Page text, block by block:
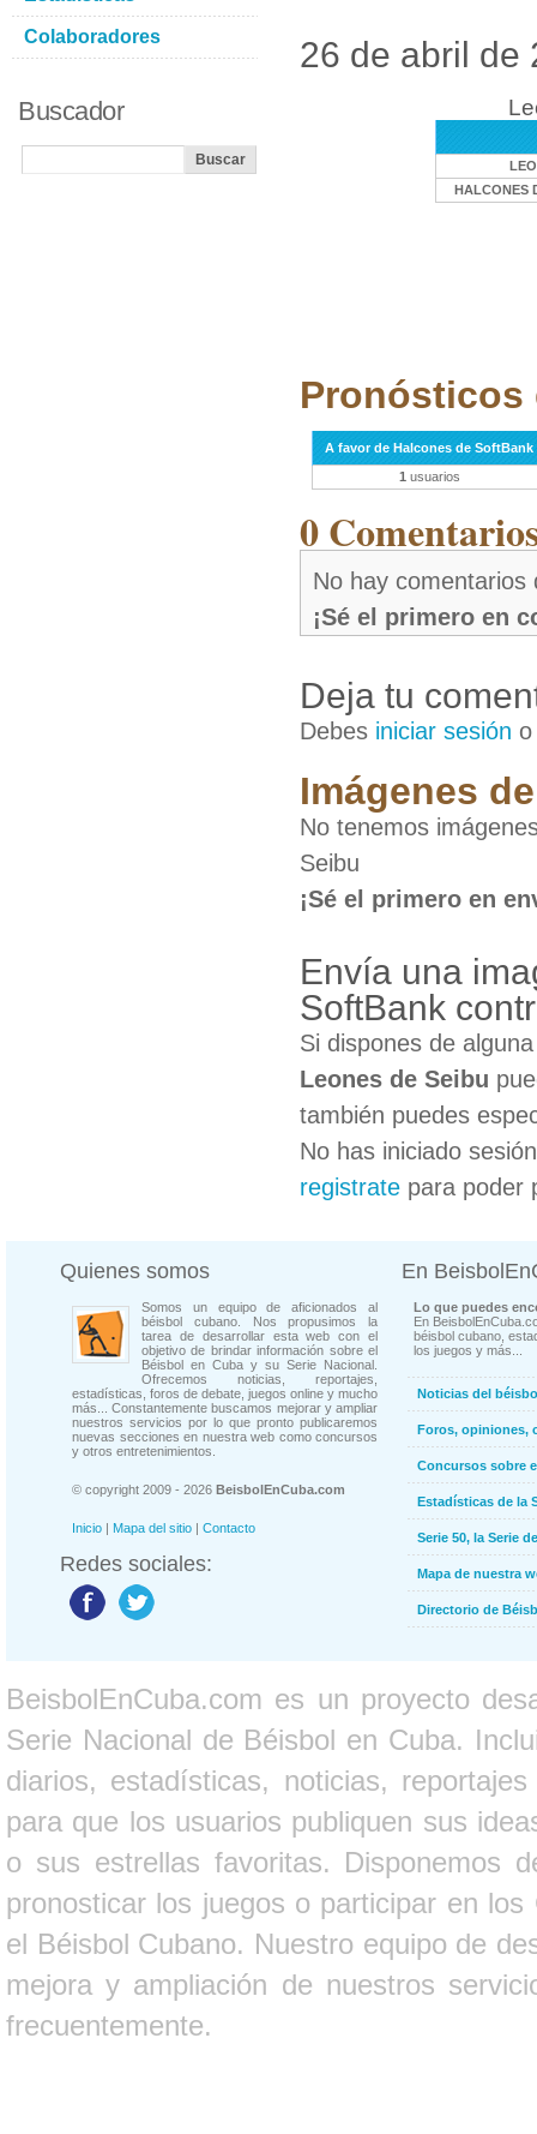
26 de abril de
HALCONES
Pronósticos
A favor de Halcones de SoftBank
1 usuarios
0
No hay comentarios
¡Sé el primero en
Deja tu
Debes iniciar sesión
Imágenes
No tenemos
Seibu
¡Sé el primero en
Envía una
SoftBank
Si dispones de
Leones de Seibu
también puedes
No has iniciado
registrate para poder
Colaboradores
Buscador
Quienes somos
Somos un equipo de aficionados al
béisbol cubano. Nos propusimos la
tarea de desarrollar esta web con el
objetivo de brindar información sobre el
Béisbol en Cuba y su Serie Nacional.
Ofrecemos noticias, reportajes,
estadísticas, foros de debate, juegos online y mucho
más... Constantemente buscamos mejorar y ampliar
nuestros servicios por lo que pronto publicaremos
nuevas secciones en nuestra web como concursos
y otros entretenimientos.
© copyright 2009 - 2026 BeisbolEnCuba.com
Inicio | Mapa del sitio | Contacto
Redes sociales:
En
Lo que puedes
En
béisbol cubano,
los juegos y más...
Noticias del
Foros, opiniones,
Concursos sobre
Estadísticas de la
Serie 50, la Serie
Mapa de nuestra
Directorio de
BeisbolEnCuba.com es un proyecto
Serie Nacional de Béisbol en Cuba.
diarios, estadísticas, noticias,
para que los usuarios publiquen sus
o sus estrellas favoritas. Disponemos
pronosticar los juegos o participar en
el Béisbol Cubano. Nuestro equipo de
mejora y ampliación de nuestros
frecuentemente.